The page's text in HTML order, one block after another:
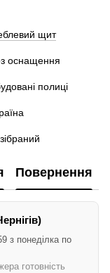
щит
оснащення
полиці
Повернення
з понеділка по
готовність